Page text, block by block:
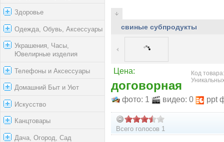
Здоровье
Одежда, Обувь, Аксессуары
Украшения, Часы,
Ювелирные изделия
Телефоны и Аксессуары
Домашний Быт и Уют
Искусство
Канцтовары
Дача, Огород, Сад
свиные субпродукты
Цена:
договорная
Код
фото: 1 видео: 0 ppt
Всего голосов 1